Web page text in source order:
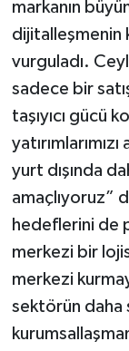
markanın
dijitalleşmenin
vurguladı.
sadece bir
taşıyıcı gücü
yurt dışında
amaçlıyoruz”
hedeflerini de
merkezi bir
merkezi
sektörün daha